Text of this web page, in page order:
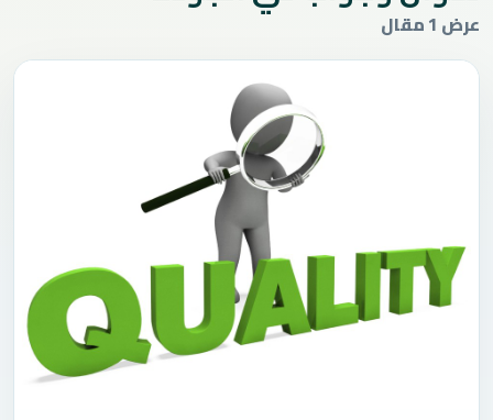
عرض 1 مقال